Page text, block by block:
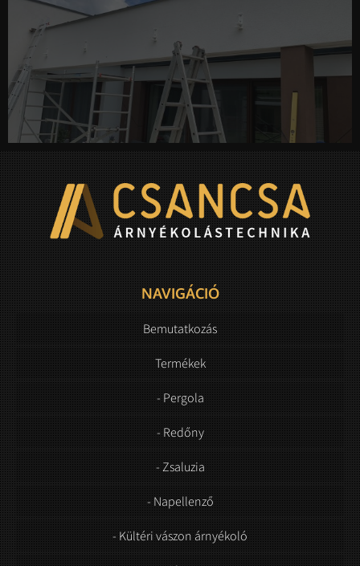
NAVIGÁCIÓ
Bemutatkozás
Termékek
- Pergola
- Redőny
- Zsaluzia
- Napellenző
- Kültéri vászon árnyékoló